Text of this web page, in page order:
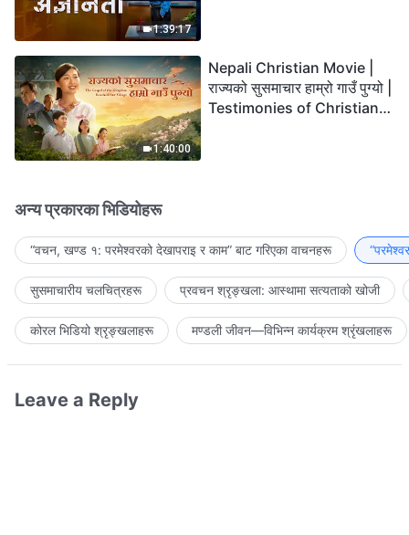
1:39:17
1:40:00
Nepali Christian Movie |
राज्यको सुसमाचार हाम्रो गाउँ पुग्यो |
Testimonies of Christians
अन्य प्रकारका भिडियोहरू
“वचन, खण्ड १: परमेश्‍वरको देखापराइ र काम” बाट गरिएका वाचनहरू
सुसमाचारीय चलचित्रहरू प्रवचन श्रृङ्खला: आस्थामा सत्यताको खोजी
कोरल भिडियो श्रृङ्खलाहरू मण्डली जीवन—विभिन्‍न कार्यक्रम श्रृंखलाहरू
Leave a Reply